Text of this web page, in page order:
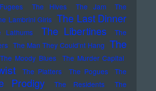
The Hives The Jam
The
Lambrini Girls The Last Dinner
Lathums The Libertines
The
The Man They Could'nt Hang The
The Moody Blues The Murder Capital
The Platters The Pogues
The
Prodigy The Residents
The